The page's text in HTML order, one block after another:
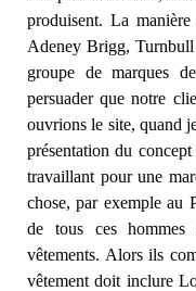
produisent. La
Adeney Brigg,
groupe de marques
persuader que notre
ouvrions le site, quand
présentation du
travaillant pour une
chose, par exemple au
de tous ces hommes
vêtements. Alors ils
vêtement doit inclure